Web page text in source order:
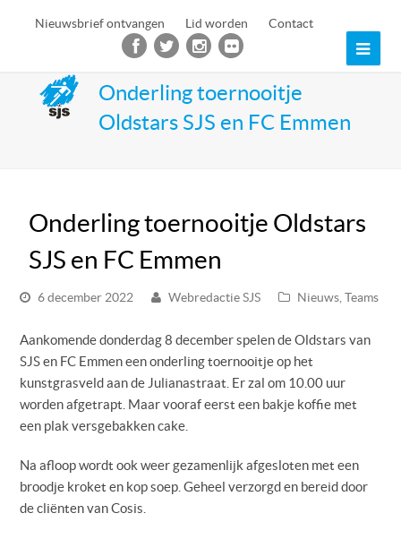
Nieuwsbrief ontvangen Lid worden Contact
Onderling toernooitje
Oldstars SJS en FC Emmen
Onderling toernooitje Oldstars
SJS en FC Emmen
6 december 2022 Webredactie SJS Nieuws ,Teams
Aankomende donderdag 8 december spelen de Oldstars van
SJS en FC Emmen een onderling toernooitje op het
kunstgrasveld aan de Julianastraat. Er zal om 10.00 uur
worden afgetrapt. Maar vooraf eerst een bakje koffie met
een plak versgebakken cake.
Na afloop wordt ook weer gezamenlijk afgesloten met een
broodje kroket en kop soep. Geheel verzorgd en bereid door
de cliënten van Cosis.